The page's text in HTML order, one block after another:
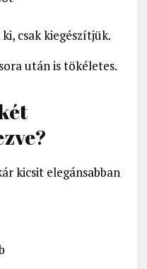
csak kiegészítjük.
után is tökéletes.
kicsit elegánsabban